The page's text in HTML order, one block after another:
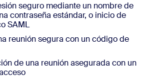
seguro mediante un nombre de
contraseña estándar, o inicio de
SAML
reunión segura con un código de
de una reunión asegurada con un